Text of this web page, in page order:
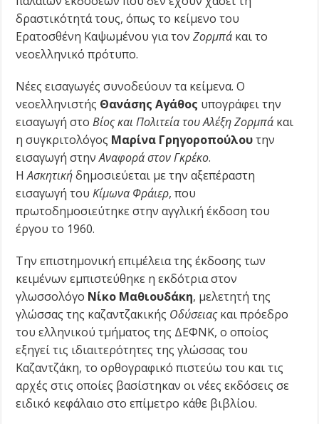
δραστικότητά τους, όπως το κείμενο του
Ερατοσθένη Καψωμένου για τονΖορμπά και το
νεοελληνικό πρότυπο.
Νέες εισαγωγές συνοδεύουν τα κείμενα. Ο
νεοελληνιστής Θανάσης Αγάθος υπογράφει την
εισαγωγή στοΒίος και Πολιτεία του Αλέξη Ζορμπά και
η συγκριτολόγος Μαρίνα Γρηγοροπούλουτην
εισαγωγή στηνΑναφορά στον Γκρέκο.
ΗΑσκητικήδημοσιεύεται με την αξεπέραστη
εισαγωγή τουΚίμωνα Φράιερ, που
πρωτοδημοσιεύτηκε στην αγγλική έκδοση του
έργου το 1960.
Την επιστημονική επιμέλεια της έκδοσης των
κειμένων εμπιστεύθηκε η εκδότρια στον
γλωσσολόγο Νίκο Μαθιουδάκη, μελετητή της
γλώσσας της καζαντζακικής Οδύσειαςκαι πρόεδρο
του ελληνικού τμήματος της ΔΕΦΝΚ, ο οποίος
εξηγεί τις ιδιαιτερότητες της γλώσσας του
Καζαντζάκη, το ορθογραφικό πιστεύω του και τις
αρχές στις οποίες βασίστηκαν οι νέες εκδόσεις σε
ειδικό κεφάλαιο στο επίμετρο κάθε βιβλίου.